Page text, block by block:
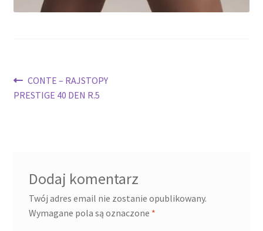
Nawigacja
wpisu
Poprzedni
wpis:
CONTE – RAJSTOPY
PRESTIGE 40 DEN R.5
Dodaj komentarz
Twój adres email nie zostanie opublikowany.
Wymagane pola są oznaczone *